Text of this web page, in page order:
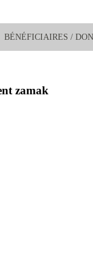
BÉNÉFICIAIRES /
zamak